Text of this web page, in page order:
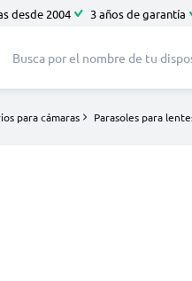
desde 2004 3 años de garantía
para cámaras Parasoles para